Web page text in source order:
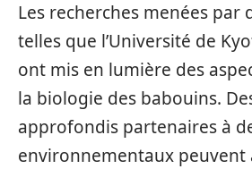
Les recherches menées par
telles que l’Université de
ont mis en lumière des
la biologie des babouins.
approfondis partenaires à
environnementaux peuvent